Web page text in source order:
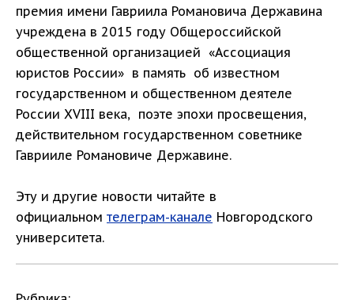
премия имени Гавриила Романовича Державина
учреждена в 2015 году Общероссийской
общественной организацией «Ассоциация
юристов России» в память об известном
государственном и общественном деятеле
России XVIII века, поэте эпохи просвещения,
действительном государственном советнике
Гаврииле Романовиче Державине.
Эту и другие новости читайте в
официальном телеграм-канале Новгородского
университета.